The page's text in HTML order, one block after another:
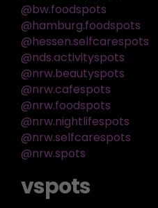
@bw.foodspots
@hamburg.foodspots
@hessen.selfcarespots
@nds.activityspots
@nrw.beautyspots
@nrw.cafespots
@nrw.foodspots
@nrw.nightlifespots
@nrw.selfcarespots
@nrw.spots
vspots